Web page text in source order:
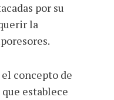
por su
la
concepto de
establece